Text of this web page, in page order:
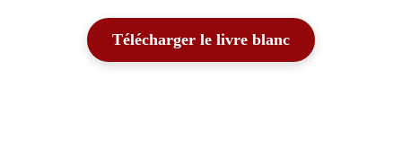
Télécharger le livre blanc